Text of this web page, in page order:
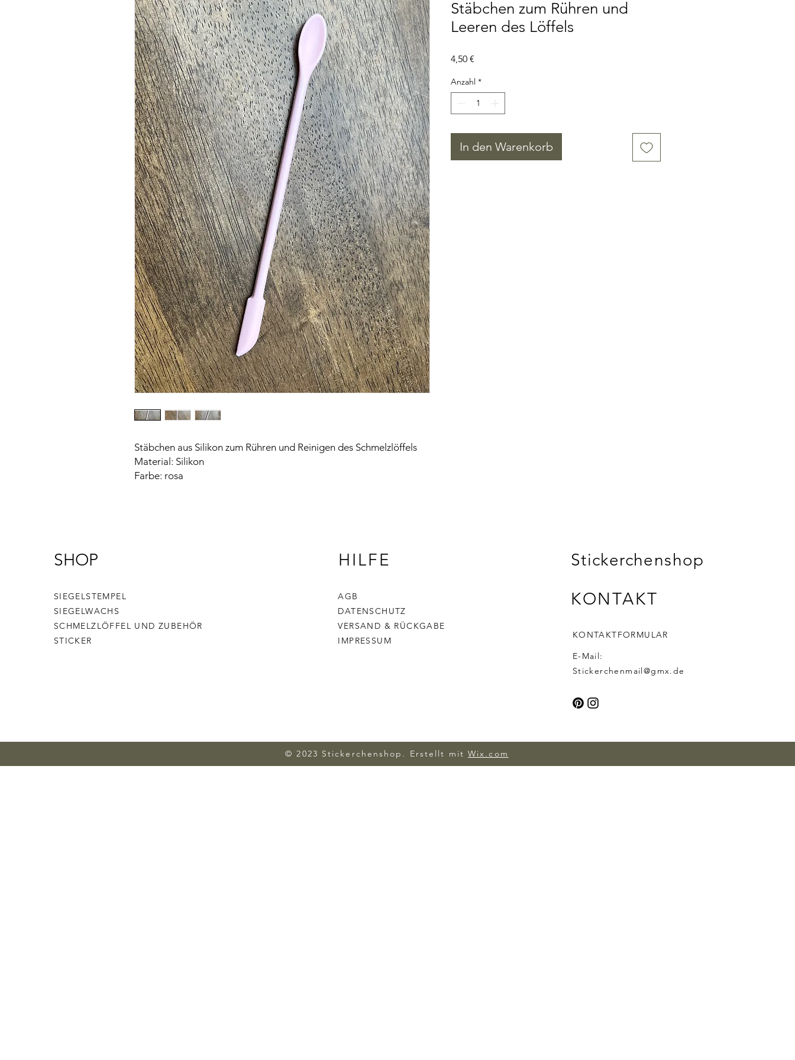
Stäbchen aus Silikon zum Rühren und Reinigen des Schmelzlöffels
Material: Silikon
Farbe: rosa
Stäbchen zum Rühren und
Leeren des Löffels
4,50 €
Anzahl *
In den Warenkorb
SHOP
SIEGELSTEMPEL
SIEGELWACHS
SCHMELZLÖFFEL UND ZUBEHÖR
STICKER
HILFE
AGB
DATENSCHUTZ
VERSAND & RÜCKGABE
IMPRESSUM
Stickerchenshop
KONTAKT
KONTAKTFORMULAR
E-Mail:
Stickerchenmail@gmx.de
© 2023 Stickerchenshop. Erstellt mit Wix.com